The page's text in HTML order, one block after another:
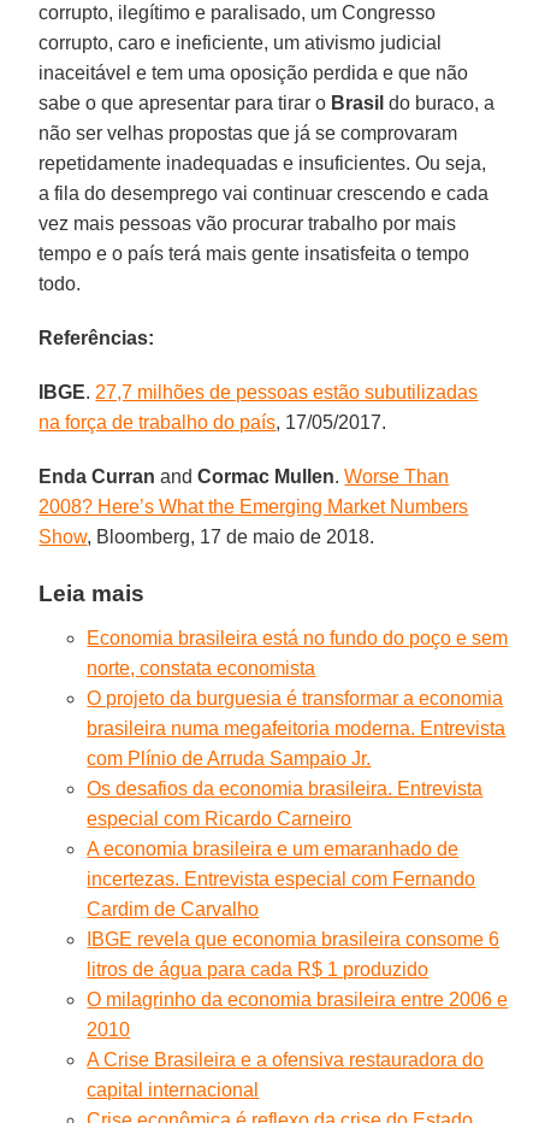
corrupto, ilegítimo e paralisado, um Congresso
corrupto, caro e ineficiente, um ativismo judicial
inaceitável e tem uma oposição perdida e que não
sabe o que apresentar para tirar o Brasil do buraco, a
não ser velhas propostas que já se comprovaram
repetidamente inadequadas e insuficientes. Ou seja,
a fila do desemprego vai continuar crescendo e cada
vez mais pessoas vão procurar trabalho por mais
tempo e o país terá mais gente insatisfeita o tempo
todo.
Referências:
IBGE. 27,7 milhões de pessoas estão subutilizadas
na força de trabalho do país, 17/05/2017.
Enda Curran andCormac Mullen.Worse Than
2008? Here’s What the Emerging Market Numbers
Show, Bloomberg, 17 de maio de 2018.
Leia mais
Economia brasileira está no fundo do poço e sem
norte, constata economista
O projeto da burguesia é transformar a economia
brasileira numa megafeitoria moderna. Entrevista
com Plínio de Arruda Sampaio Jr.
Os desafios da economia brasileira. Entrevista
especial com Ricardo Carneiro
A economia brasileira e um emaranhado de
incertezas. Entrevista especial com Fernando
Cardim de Carvalho
IBGE revela que economia brasileira consome 6
litros de água para cada R$ 1 produzido
O milagrinho da economia brasileira entre 2006 e
2010
A Crise Brasileira e a ofensiva restauradora do
capital internacional